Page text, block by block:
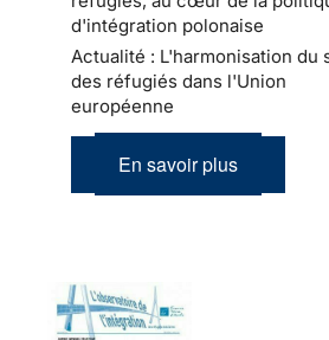
d'intégration polonaise
Actualité : L'harmonisation du
des réfugiés dans l'Union
européenne
En savoir plus